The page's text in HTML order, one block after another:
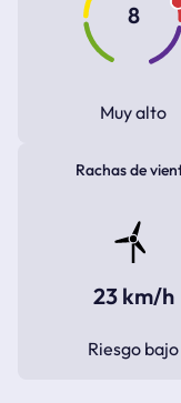
8
Muy alto
Rachas de
23 km/h
Riesgo bajo